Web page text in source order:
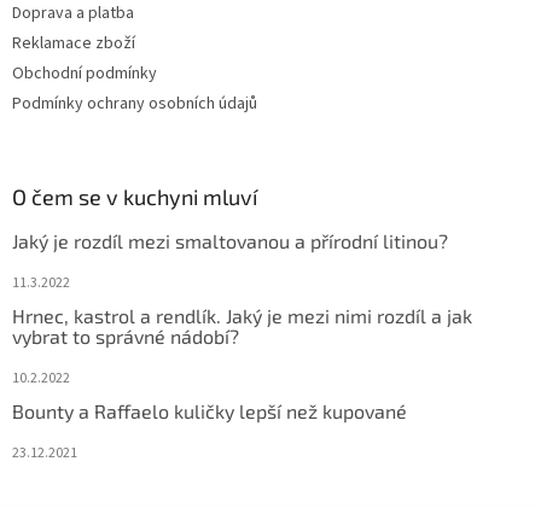
Doprava a platba
Reklamace zboží
Obchodní podmínky
Podmínky ochrany osobních údajů
O čem se v kuchyni mluví
Jaký je rozdíl mezi smaltovanou a přírodní litinou?
11.3.2022
Hrnec, kastrol a rendlík. Jaký je mezi nimi rozdíl a jak
vybrat to správné nádobí?
10.2.2022
Bounty a Raffaelo kuličky lepší než kupované
23.12.2021